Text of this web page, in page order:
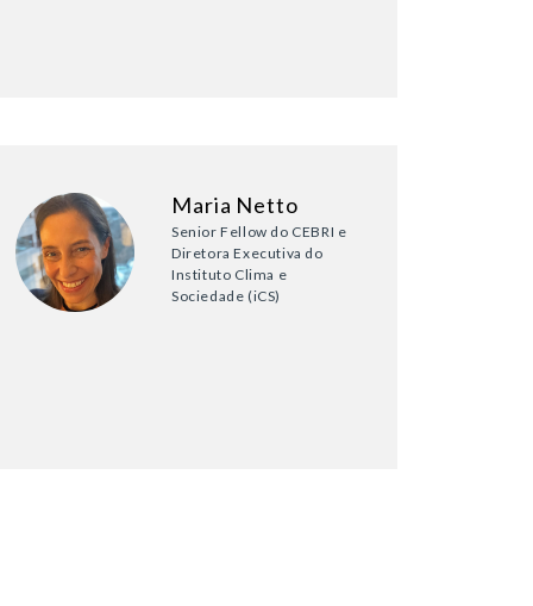
Maria Netto
Senior Fellow do CEBRI e
Diretora Executiva do
Instituto Clima e
Sociedade (iCS)